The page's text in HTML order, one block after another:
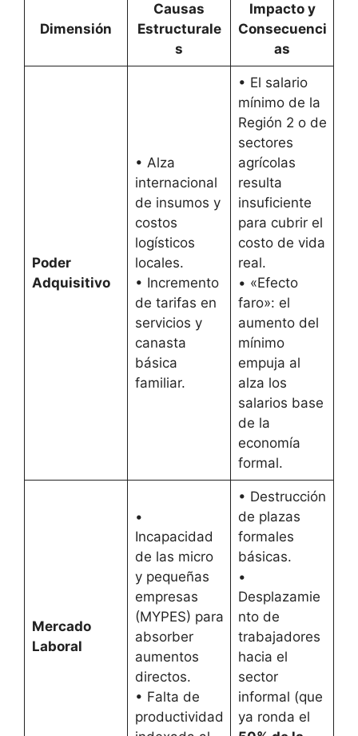
Dimensión
Causas
Estructurale
s
Impacto y
Consecuenci
as
Poder
Adquisitivo
• Alza
internacional
de insumos y
costos
logísticos
locales.
• Incremento
de tarifas en
servicios y
canasta
básica
familiar.
• El salario
mínimo de la
Región 2 o de
sectores
agrícolas
resulta
insuficiente
para cubrir el
costo de vida
real.
• «Efecto
faro»: el
aumento del
mínimo
empuja al
alza los
salarios base
de la
economía
formal.
Mercado
Laboral
•
Incapacidad
de las micro
y pequeñas
empresas
(MYPES) para
absorber
aumentos
directos.
• Falta de
productividad
• Destrucción
de plazas
formales
básicas.
•
Desplazamie
nto de
trabajadores
hacia el
sector
informal (que
ya ronda el